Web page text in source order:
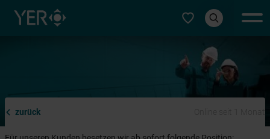
Typ auswählen
zurück